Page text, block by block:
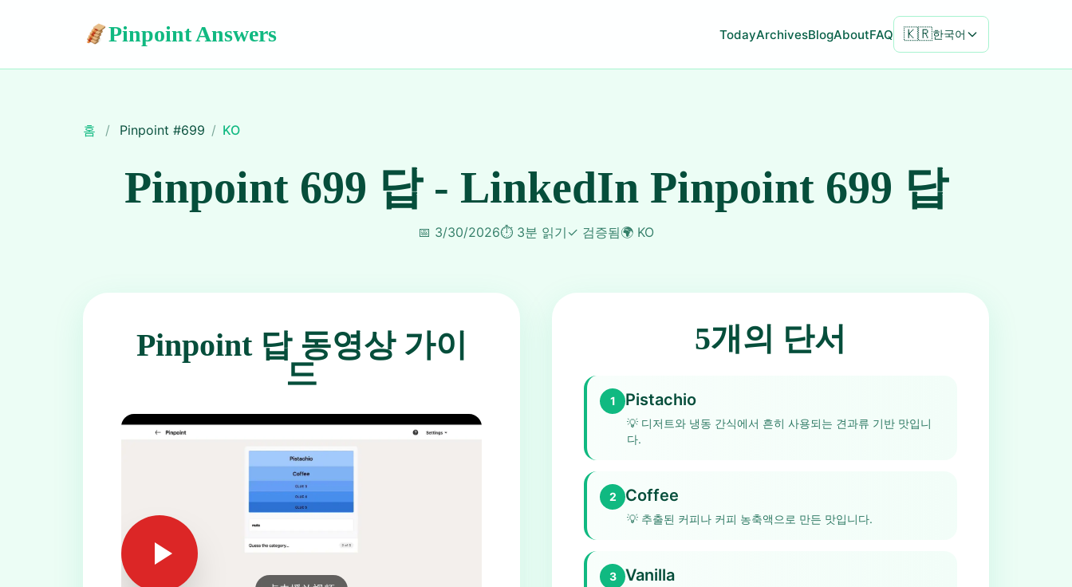
Pinpoint Answers TodayArchivesBlogAboutFAQ 🇰🇷한국어
홈 / Pinpoint #699 / KO
Pinpoint 699 답 - LinkedIn Pinpoint 699 답
📅 3/30/2026⏱️ 3분 읽기 ✓ 검증됨🌍 KO
Pinpoint 답 동영상 가이
드
5개의 단서
1 Pistachio
💡 디저트와 냉동 간식에서 흔히 사용되는 견과류 기반 맛입니
다.
2 Coffee
💡 추출된 커피나 커피 농축액으로 만든 맛입니다.
3 Vanilla